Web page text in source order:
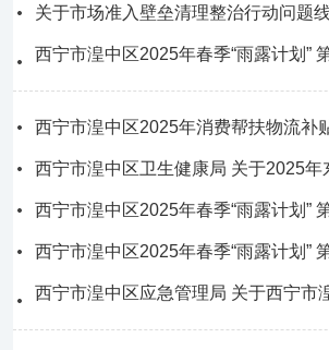
关于市场准入壁垒清理整治行动问题
西宁市湟中区2025年消费帮扶物流补